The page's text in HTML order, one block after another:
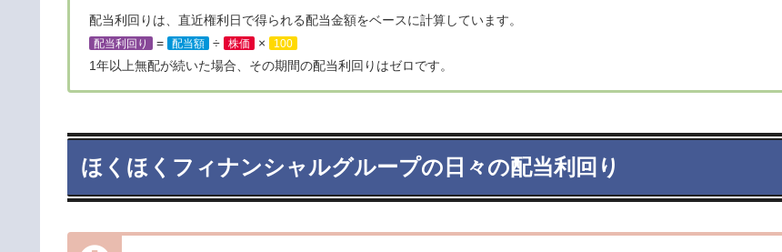
配当利回りは、直近権利日で得られる配当金額をベースに計算しています。
配当利回り = 配当額 ÷ 株価 × 100
1年以上無配が続いた場合、その期間の配当利回りはゼロです。
ほくほくフィナンシャルグループの日々の配当利回り